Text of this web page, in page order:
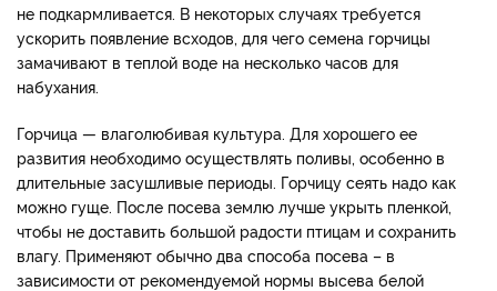
не подкармливается. В некоторых случаях требуется
ускорить появление всходов, для чего семена горчицы
замачивают в теплой воде на несколько часов для
набухания.
Горчица — влаголюбивая культура. Для хорошего ее
развития необходимо осуществлять поливы, особенно в
длительные засушливые периоды. Горчицу сеять надо как
можно гуще. После посева землю лучше укрыть пленкой,
чтобы не доставить большой радости птицам и сохранить
влагу. Применяют обычно два способа посева – в
зависимости от рекомендуемой нормы высева белой